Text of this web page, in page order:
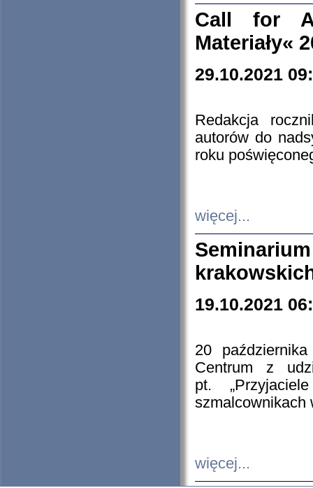
Call for
Materiały«
29.10.2021
Redakcja
autorów do
roku
więcej...
19.10.2021
20
Centrum z
pt.
szmalcownikach
więcej...